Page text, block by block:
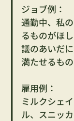
ジョブ例：
通勤中、私
るものがほ
議のあいだ
満たせるもの
雇用例：
ミルクシェ
ル、スニッ